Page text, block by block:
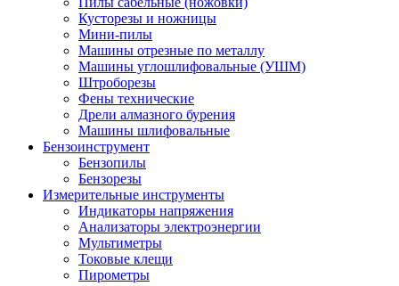
Кусторезы и ножницы
Мини-пилы
Машины отрезные по металлу
Машины углошлифовальные (УШМ)
Штроборезы
Фены технические
Дрели алмазного бурения
Машины шлифовальные
Бензоинструмент
Бензопилы
Бензорезы
Измерительные инструменты
Индикаторы напряжения
Анализаторы электроэнергии
Мультиметры
Токовые клещи
Пирометры